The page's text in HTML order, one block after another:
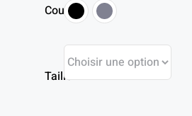
Couleur
Taille